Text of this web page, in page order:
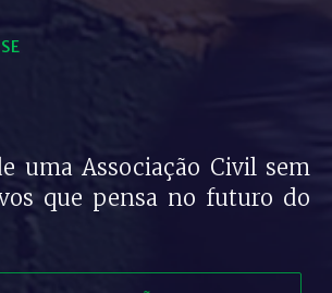
uma Associação Civil sem
que pensa no futuro do